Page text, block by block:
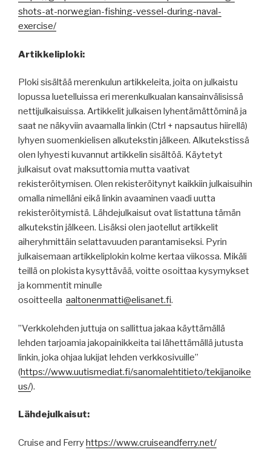
shots-at-norwegian-fishing-vessel-during-naval-
exercise/
Artikkeliploki:
Ploki sisältää merenkulun artikkeleita, joita on julkaistu
lopussa luetelluissa eri merenkulkualan kansainvälisissä
nettijulkaisuissa. Artikkelit julkaisen lyhentämättöminä ja
saat ne näkyviin avaamalla linkin (Ctrl + napsautus hiirellä)
lyhyen suomenkielisen alkutekstin jälkeen. Alkutekstissä
olen lyhyesti kuvannut artikkelin sisältöä. Käytetyt
julkaisut ovat maksuttomia mutta vaativat
rekisteröitymisen. Olen rekisteröitynyt kaikkiin julkaisuihin
omalla nimelläni eikä linkin avaaminen vaadi uutta
rekisteröitymistä. Lähdejulkaisut ovat listattuna tämän
alkutekstin jälkeen. Lisäksi olen jaotellut artikkelit
aiheryhmittäin selattavuuden parantamiseksi. Pyrin
julkaisemaan artikkeliplokin kolme kertaa viikossa. Mikäli
teillä on plokista kysyttävää, voitte osoittaa kysymykset
ja kommentit minulle
osoitteella aaltonenmatti@elisanet.fi.
”Verkkolehden juttuja on sallittua jakaa käyttämällä
lehden tarjoamia jakopainikkeita tai lähettämällä jutusta
linkin, joka ohjaa lukijat lehden verkkosivuille”
(https://www.uutismediat.fi/sanomalehtitieto/tekijanoike
us/).
Lähdejulkaisut:
Cruise and Ferryhttps://www.cruiseandferry.net/